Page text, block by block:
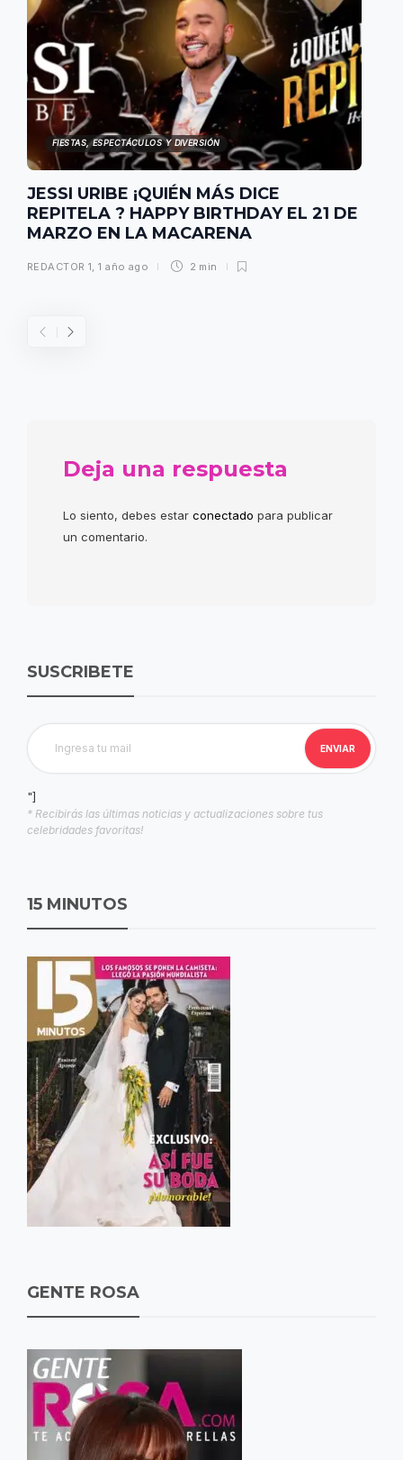
FIESTAS, ESPECTÁCULOS Y DIVERSIÓN
JESSI URIBE ¡QUIÉN MÁS DICE
REPITELA ? HAPPY BIRTHDAY EL 21 DE
MARZO EN LA MACARENA
REDACTOR 1,1 año ago 2 min
Deja una respuesta
Lo siento, debes estar conectado para publicar
un comentario.
SUSCRIBETE
"]
* Recibirás las últimas noticias y actualizaciones sobre tus
celebridades favoritas!
15 MINUTOS
GENTE ROSA